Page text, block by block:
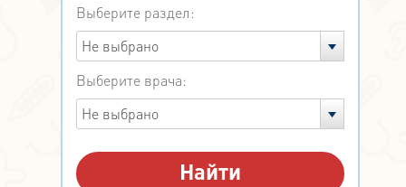
Выберите врача:
Не выбрано
Выберите раздел:
Не выбрано